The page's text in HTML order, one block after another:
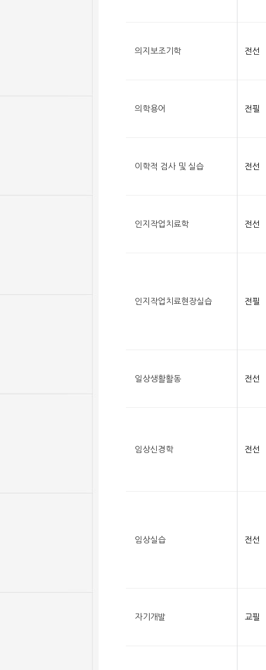
의지보조기학 전선
의학용어 전필
이학적 검사 및 실습 전선
인지작업치료학 전선
인지작업치료현장실습 전필
일상생활활동 전선
임상신경학 전선
임상실습 전선
자기개발 교필